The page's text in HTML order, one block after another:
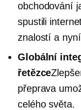
obchodování
spustili
znalostí a
Globální
řetězce
přeprava
celého světa.